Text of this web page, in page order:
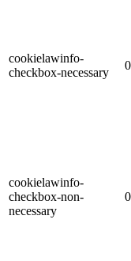
cookielawinfo-
checkbox-necessary
0
cookielawinfo-
checkbox-non-
necessary
0